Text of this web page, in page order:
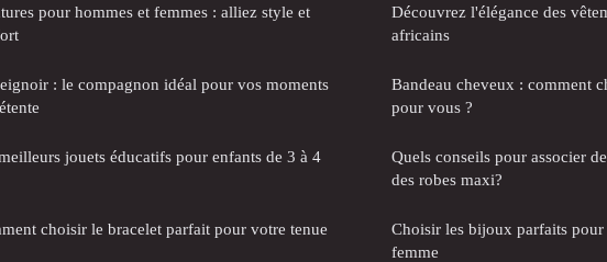
pour hommes et femmes : alliez style et
: le compagnon idéal pour vos moments
jouets éducatifs pour enfants de 3 à 4
choisir le bracelet parfait pour votre tenue
Découvrez l'élégance des
africains
Bandeau cheveux : comment
pour vous ?
Quels conseils pour associer
des robes maxi?
Choisir les bijoux parfaits pour
femme